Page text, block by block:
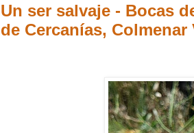
Un ser salvaje - Bocas
de Cercanías,